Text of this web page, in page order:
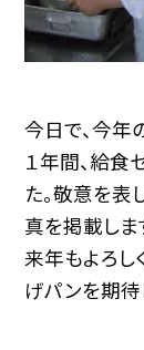
今日で、今年
１年間、給
た。敬意を表
真を掲載しま
来年もよろし
げパンを期待